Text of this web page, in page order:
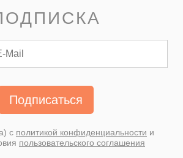
Подписаться
с политикой конфиденциальности и
пользовательского соглашения